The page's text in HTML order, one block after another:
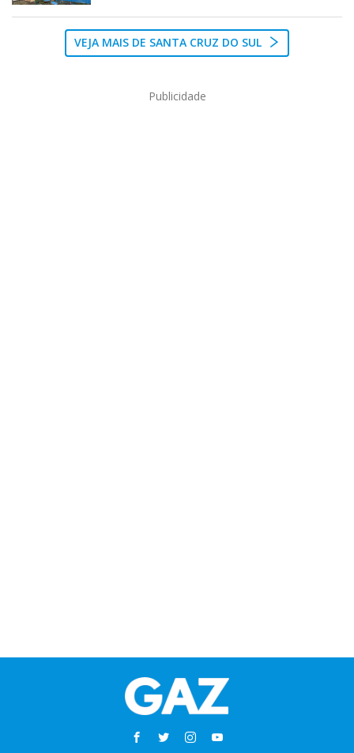
VEJA MAIS DE SANTA CRUZ DO SUL
Publicidade